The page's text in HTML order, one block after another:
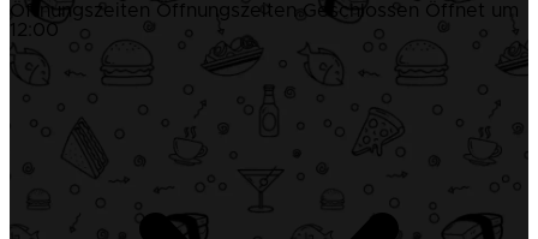
Öffnungszeiten Öffnungszeiten Geschlossen Öffnet um
12:00